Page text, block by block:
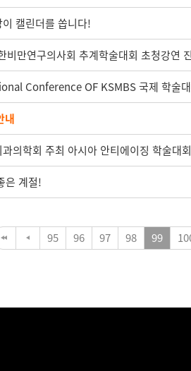
캘린더를 쏩니다!
만연구의사회 추계학술대회 초청강연
Conference OF KSMBS 국제 학술
내
의학회 주최 아시아 안티에이징 학술대
은 계절!
95 96 97 98 99